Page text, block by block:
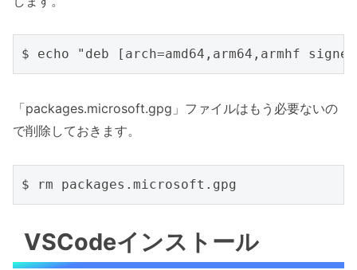
「packages.microsoft.gpg」ファイルはもう必要ないの
で削除しておきます。
VSCodeインストール